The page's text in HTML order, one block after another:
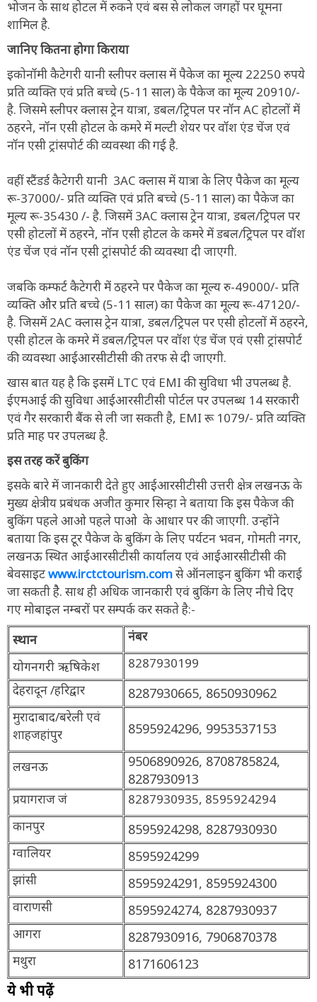
भोजन के साथ होटल में रुकने एवं बस से लोकल जगहों पर घूमना
शामिल है.
जानिए कितना होगा किराया
इकोनॉमी कैटेगरी यानी स्लीपर क्लास में पैकेज का मूल्य 22250 रुपये
प्रति व्यक्ति एवं प्रति बच्चे (5-11 साल) के पैकेज का मूल्य 20910/-
है. जिसमे स्लीपर क्लास ट्रेन यात्रा, डबल/ट्रिपल पर नॉन AC होटलों में
ठहरने, नॉन एसी होटल के कमरे में मल्टी शेयर पर वॉश एंड चेंज एवं
नॉन एसी ट्रांसपोर्ट की व्यवस्था की गई है.
वहीं स्टैंडर्ड कैटेगरी यानी 3AC क्लास में यात्रा के लिए पैकेज का मूल्य
रू-37000/- प्रति व्यक्ति एवं प्रति बच्चे (5-11 साल) का पैकेज का
मूल्य रू-35430 /- है. जिसमें 3AC क्लास ट्रेन यात्रा, डबल/ट्रिपल पर
एसी होटलों में ठहरने, नॉन एसी होटल के कमरे में डबल/ट्रिपल पर वॉश
एंड चेंज एवं नॉन एसी ट्रांसपोर्ट की व्यवस्था दी जाएगी.
जबकि कम्फर्ट कैटेगरी में ठहरने पर पैकेज का मूल्य रु-49000/- प्रति
व्यक्ति और प्रति बच्चे (5-11 साल) का पैकेज का मूल्य रू-47120/-
है. जिसमें 2AC क्लास ट्रेन यात्रा, डबल/ट्रिपल पर एसी होटलों में ठहरने,
एसी होटल के कमरे में डबल/ट्रिपल पर वॉश एंड चेंज एवं एसी ट्रांसपोर्ट
की व्यवस्था आईआरसीटीसी की तरफ से दी जाएगी.
खास बात यह है कि इसमें LTC एवं EMI की सुविधा भी उपलब्ध है.
ईएमआई की सुविधा आईआरसीटीसी पोर्टल पर उपलब्ध 14 सरकारी
एवं गैर सरकारी बैंक से ली जा सकती है, EMI रू 1079/- प्रति व्यक्ति
प्रति माह पर उपलब्ध है.
इस तरह करें बुकिंग
इसके बारे में जानकारी देते हुए आईआरसीटीसी उत्तरी क्षेत्र लखनऊ के
मुख्य क्षेत्रीय प्रबंधक अजीत कुमार सिन्हा ने बताया कि इस पैकेज की
बुकिंग पहले आओ पहले पाओ के आधार पर की जाएगी. उन्होंने
बताया कि इस टूर पैकेज के बुकिंग के लिए पर्यटन भवन, गोमती नगर,
लखनऊ स्थित आईआरसीटीसी कार्यालय एवं आईआरसीटीसी की
बेवसाइटwww.irctctourism.comसे ऑनलाइन बुकिंग भी कराई
जा सकती हैे. साथ ही अधिक जानकारी एवं बुकिंग के लिए नीचे दिए
गए मोबाइल नम्बरों पर सम्पर्क कर सकते है:-
स्थान नंबर
योगनगरी ऋषिकेश
8287930199
देहरादून /हरिद्वार
8287930665, 8650930962
मुरादाबाद/बरेली एवं
शाहजहांपुर
8595924296, 9953537153
लखनऊ
9506890926, 8708785824,
8287930913
प्रयागराज जं
8287930935, 8595924294
कानपुर
8595924298, 8287930930
ग्वालियर 8595924299
झांसी 8595924291, 8595924300
वाराणसी 8595924274, 8287930937
आगरा 8287930916, 7906870378
मथुरा 8171606123
ये भी पढ़ें